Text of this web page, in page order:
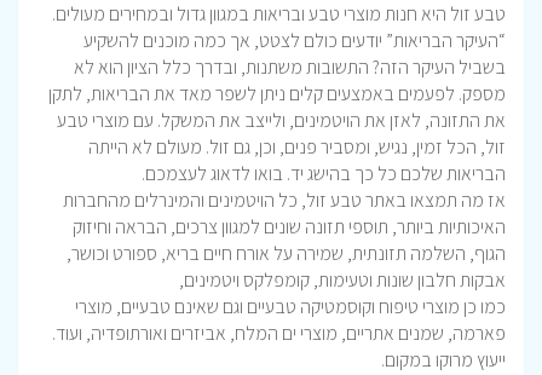
טבע זול היא חנות מוצרי טבע ובריאות במגוון גדול ובמחירים מעולים.
“העיקר הבריאות” יודעים כולם לצטט, אך כמה מוכנים להשקיע
בשביל העיקר הזה? התשובות משתנות, ובדרך כלל הציון הוא לא
מספק. לפעמים באמצעים קלים ניתן לשפר מאד את הבריאות, לתקן
את התזונה, לאזן את הויטמינים, ולייצב את המשקל. עם מוצרי טבע
זול, הכל זמין, נגיש, ומסביר פנים, וכן, גם זול. מעולם לא הייתה
הבריאות שלכם כל כך בהישג יד. בואו לדאוג לעצמכם.
אז מה תמצאו באתר טבע זול, כל הויטמינים והמינרלים מהחברות
האיכותיות ביותר, תוספי תזונה שונים למגוון צרכים, הבראה וחיזוק
הגוף, השלמה תזונתית, שמירה על אורח חיים בריא, ספורט וכושר,
אבקות חלבון שונות וטעימות, קומפלקס ויטמינים,
כמו כן מוצרי טיפוח וקוסמטיקה טבעיים וגם שאינם טבעיים, מוצרי
פארמה, שמנים אתריים, מוצרי ים המלח, אביזרים ואורתופדיה, ועוד.
ייעוץ מרוקו במקום.